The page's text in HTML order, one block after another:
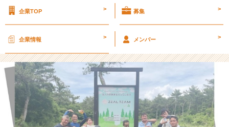
動
い
ま
し
た！
【
株
式
企業TOP > 募集 >
企業情報 > メンバー >